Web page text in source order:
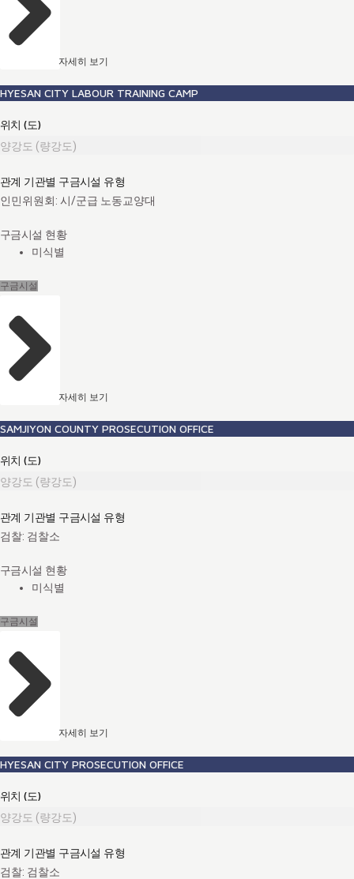
자세히 보기
HYESAN CITY LABOUR TRAINING CAMP
위치 (도)
양강도 (량강도)
관계 기관별 구금시설 유형
인민위원회: 시/군급 노동교양대
구금시설 현황
미식별
구금시설
자세히 보기
SAMJIYON COUNTY PROSECUTION OFFICE
위치 (도)
양강도 (량강도)
관계 기관별 구금시설 유형
검찰: 검찰소
구금시설 현황
미식별
구금시설
자세히 보기
HYESAN CITY PROSECUTION OFFICE
위치 (도)
양강도 (량강도)
관계 기관별 구금시설 유형
검찰: 검찰소